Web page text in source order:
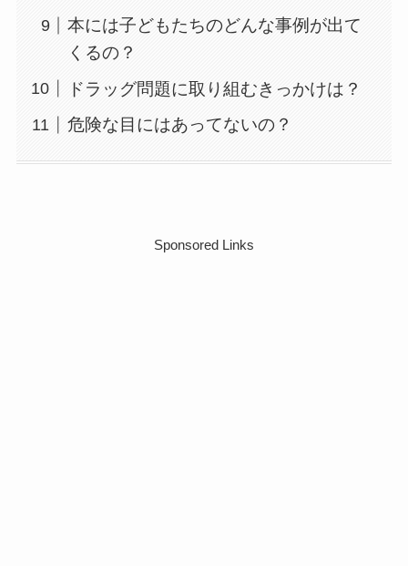
本には子どもたちのどんな事例が出て
くるの？
ドラッグ問題に取り組むきっかけは？
危険な目にはあってないの？
Sponsored Links